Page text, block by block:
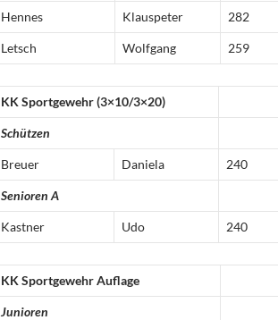
Hennes Klauspeter 282
Letsch Wolfgang 259
KK Sportgewehr (3×10/3×20)
Schützen
Breuer Daniela 240
Senioren A
Kastner Udo 240
KK Sportgewehr Auflage
Junioren